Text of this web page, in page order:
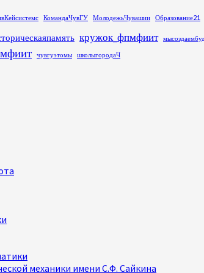
КомандаЧувГУ МолодежьЧувашии Образование21
кружок_фпмфиит
чувгуэтомы школыгородаЧ
механики имени С.Ф. Сайкина